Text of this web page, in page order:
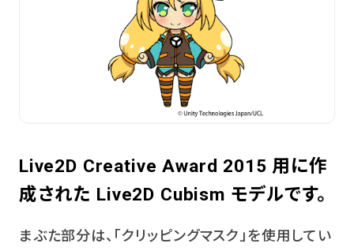
Live2D Creative Award 2015 用に作
成された Live2D Cubism モデルです。
まぶた部分は、「クリッピングマスク」を使用してい